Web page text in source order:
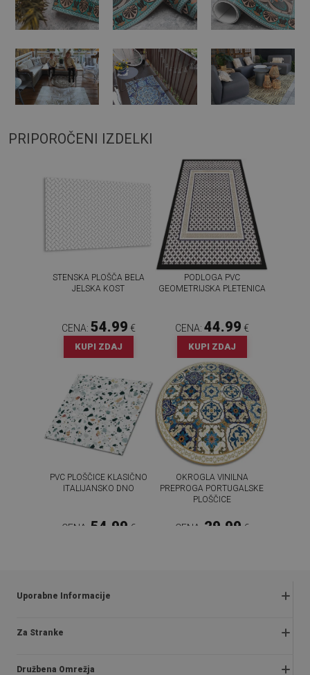
PRIPOROČENI IZDELKI
STENSKA PLOŠČA BELA
JELSKA KOST
CENA: 54.99 €
KUPI ZDAJ
PODLOGA PVC
GEOMETRIJSKA PLETENICA
CENA: 44.99 €
KUPI ZDAJ
PVC PLOŠČICE KLASIČNO
ITALIJANSKO DNO
CENA: 54.99 €
OKROGLA VINILNA
PREPROGA PORTUGALSKE
PLOŠČICE
CENA: 29.99 €
Uporabne Informacije
Reklamacije in vračila
Politika zasebnosti
Za Stranke
O nas
Družbena Omrežja